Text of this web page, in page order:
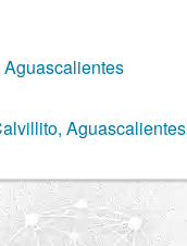
Aguascalientes